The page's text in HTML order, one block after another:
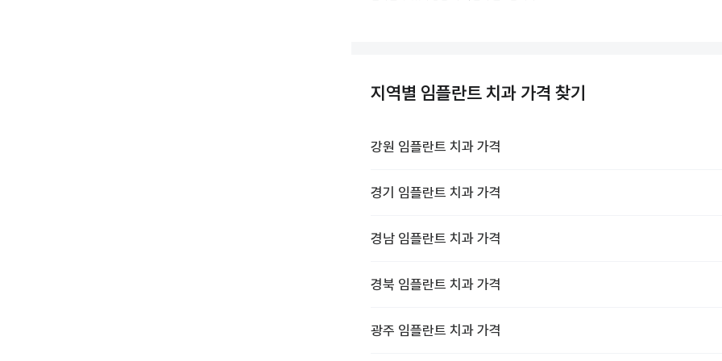
지역별 임플란트 치과 가격 찾기
강원 임플란트 치과 가격
경기 임플란트 치과 가격
경남 임플란트 치과 가격
경북 임플란트 치과 가격
광주 임플란트 치과 가격